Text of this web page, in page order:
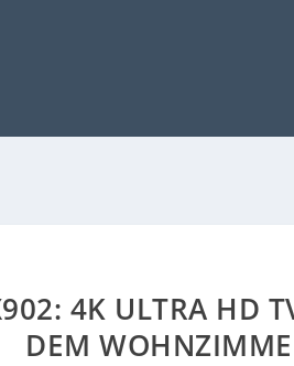
4K ULTRA HD
DEM